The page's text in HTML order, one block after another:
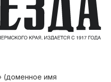
(доменное имя